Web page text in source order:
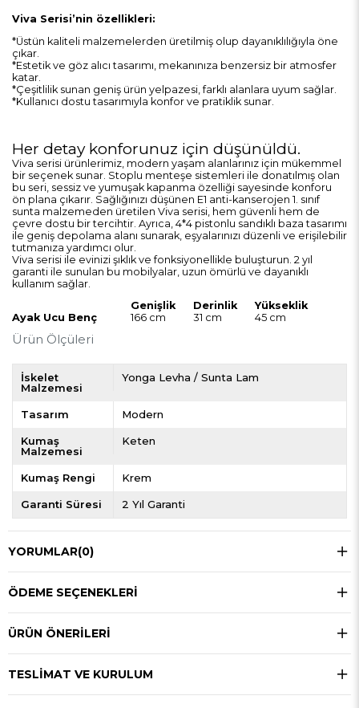
Viva Serisi’nin özellikleri:
*Üstün kaliteli malzemelerden üretilmiş olup dayanıklılığıyla öne
çıkar.
*Estetik ve göz alıcı tasarımı, mekanınıza benzersiz bir atmosfer
katar.
*Çeşitlilik sunan geniş ürün yelpazesi, farklı alanlara uyum sağlar.
*Kullanıcı dostu tasarımıyla konfor ve pratiklik sunar.
Her detay konforunuz için düşünüldü.
Viva serisi ürünlerimiz, modern yaşam alanlarınız için mükemmel
bir seçenek sunar. Stoplu menteşe sistemleri ile donatılmış olan
bu seri, sessiz ve yumuşak kapanma özelliği sayesinde konforu
ön plana çıkarır. Sağlığınızı düşünen E1 anti-kanserojen 1. sınıf
sunta malzemeden üretilen Viva serisi, hem güvenli hem de
çevre dostu bir tercihtir. Ayrıca, 4*4 pistonlu sandıklı baza tasarımı
ile geniş depolama alanı sunarak, eşyalarınızı düzenli ve erişilebilir
tutmanıza yardımcı olur.
Viva serisi ile evinizi şıklık ve fonksiyonellikle buluşturun. 2 yıl
garanti ile sunulan bu mobilyalar, uzun ömürlü ve dayanıklı
kullanım sağlar.
Ürün Ölçüleri
Genişlik Derinlik
Yükseklik
Ayak Ucu Benç
166 cm 31 cm 45 cm
İskelet
Malzemesi
Yonga Levha / Sunta Lam
Tasarım Modern
Kumaş
Malzemesi
Keten
Kumaş Rengi Krem
Garanti Süresi 2 Yıl Garanti
YORUMLAR(0)
ÖDEME SEÇENEKLERI
ÜRÜN ÖNERILERI
TESLIMAT VE KURULUM